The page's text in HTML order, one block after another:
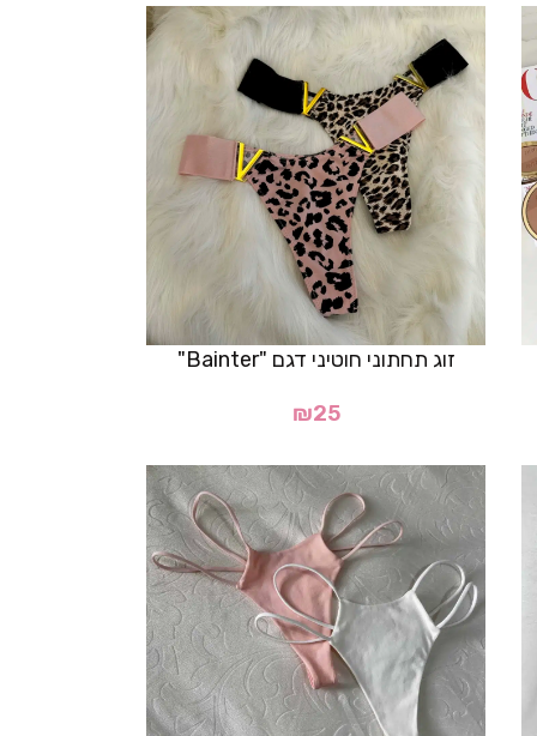
זוג תחתוני חוטיני דגם "Bainter"
₪25